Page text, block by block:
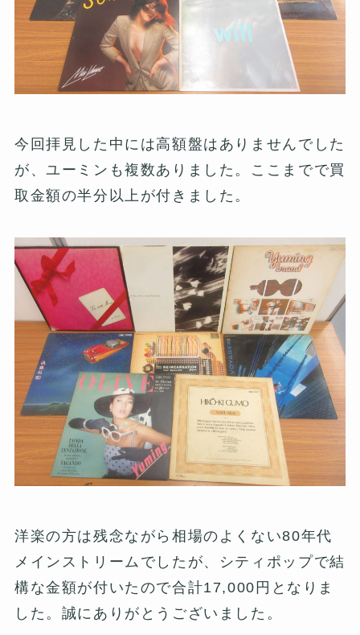
今回拝見した中には高額盤はありませんでした
が、ユーミンも複数ありました。ここまでで買
取金額の半分以上が付きました。
洋楽の方は残念ながら相場のよくない80年代
メインストリームでしたが、シティポップで結
構な金額が付いたので合計17,000円となりま
した。誠にありがとうございました。